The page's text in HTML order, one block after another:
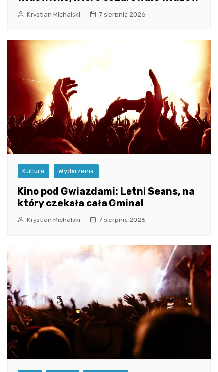
Krystian Michalski 7 sierpnia 2026
Kultura Wydarzenia
Kino pod Gwiazdami: Letni Seans, na
który czekała cała Gmina!
Krystian Michalski 7 sierpnia 2026